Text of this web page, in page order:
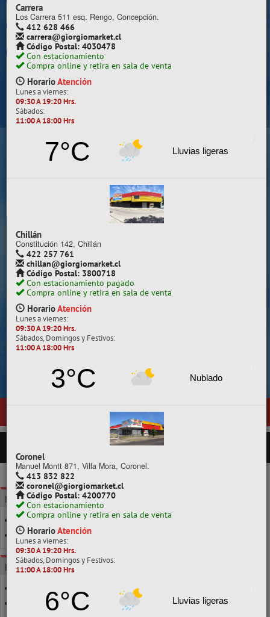
Preguntas Frecuentes
Sugererir productos
Su compra se realizará en la sala de ventas
Camilo Henríquez
Información de la sala
412 628 495
camilo@giorgiomarket.cl
HorarioAbierto
Lunes a viernes:
VER SALA EN MAPA
SALAS DE VENTA
en General Pedro Lagos 377, entre calles Diego Portales y
Carrera
Los Carrera 511 esq. Rengo, Concepción.
412 628 466
carrera@giorgiomarket.cl
Código Postal: 4030478
Con estacionamiento
Compra online y retira en sala de venta
HorarioAtención
Lunes a viernes:
09:30 A 19:20 Hrs.
Sábados:
11:00 A 18:00 Hrs
7°C Lluvias ligeras
Chillán
Constitución 142, Chillán
422 257 761
chillan@giorgiomarket.cl
Código Postal: 3800718
Con estacionamiento pagado
Compra online y retira en sala de venta
HorarioAtención
Lunes a viernes:
09:30 A 19:20 Hrs.
Sábados, Domingos y Festivos:
11:00 A 18:00 Hrs
3°C Nublado
Coronel
Manuel Montt 871, Villa Mora, Coronel.
413 832 822
coronel@giorgiomarket.cl
Código Postal: 4200770
Con estacionamiento
Compra online y retira en sala de venta
HorarioAtención
Lunes a viernes:
09:30 A 19:20 Hrs.
Sábados, Domingos y Festivos:
11:00 A 18:00 Hrs
6°C Lluvias ligeras
PRODUCTOS
MARCA
DBLUE
HAVIT
POR CLASE
CON ALAMBRE